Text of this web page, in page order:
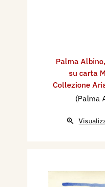
Palma Albino,
su carta
Collezione
(Palma